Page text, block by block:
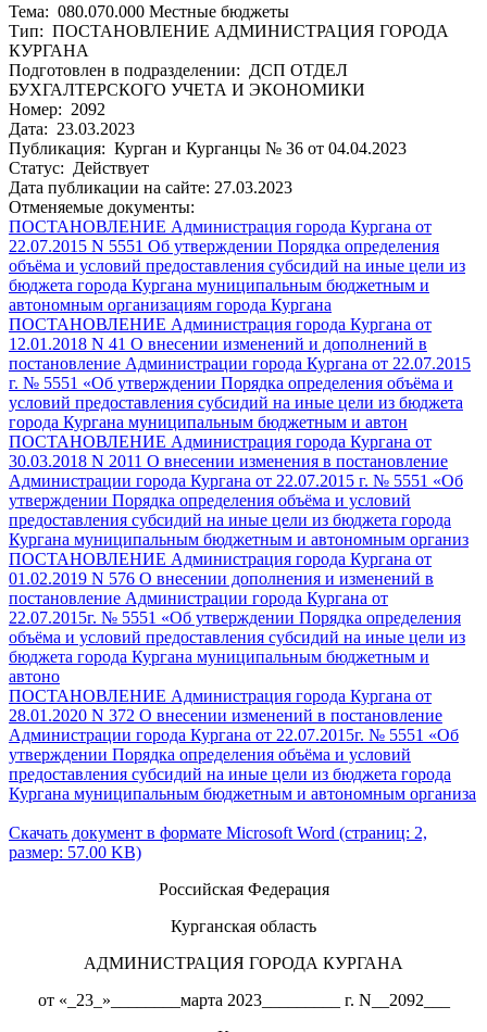
Тема: 080.070.000 Местные бюджеты
Тип: ПОСТАНОВЛЕНИЕ АДМИНИСТРАЦИЯ ГОРОДА
КУРГАНА
Подготовлен в подразделении: ДСП ОТДЕЛ
БУХГАЛТЕРСКОГО УЧЕТА И ЭКОНОМИКИ
Номер: 2092
Дата: 23.03.2023
Публикация: Курган и Курганцы № 36 от 04.04.2023
Статус: Действует
Дата публикации на сайте: 27.03.2023
Отменяемые документы:
ПОСТАНОВЛЕНИЕ Администрация города Кургана от
22.07.2015 N 5551 Об утверждении Порядка определения
объёма и условий предоставления субсидий на иные цели из
бюджета города Кургана муниципальным бюджетным и
автономным организациям города Кургана
ПОСТАНОВЛЕНИЕ Администрация города Кургана от
12.01.2018 N 41 О внесении изменений и дополнений в
постановление Администрации города Кургана от 22.07.2015
г. № 5551 «Об утверждении Порядка определения объёма и
условий предоставления субсидий на иные цели из бюджета
города Кургана муниципальным бюджетным и автон
ПОСТАНОВЛЕНИЕ Администрация города Кургана от
30.03.2018 N 2011 О внесении изменения в постановление
Администрации города Кургана от 22.07.2015 г. № 5551 «Об
утверждении Порядка определения объёма и условий
предоставления субсидий на иные цели из бюджета города
Кургана муниципальным бюджетным и автономным организ
ПОСТАНОВЛЕНИЕ Администрация города Кургана от
01.02.2019 N 576 О внесении дополнения и изменений в
постановление Администрации города Кургана от
22.07.2015г. № 5551 «Об утверждении Порядка определения
объёма и условий предоставления субсидий на иные цели из
бюджета города Кургана муниципальным бюджетным и
автоно
ПОСТАНОВЛЕНИЕ Администрация города Кургана от
28.01.2020 N 372 О внесении изменений в постановление
Администрации города Кургана от 22.07.2015г. № 5551 «Об
утверждении Порядка определения объёма и условий
предоставления субсидий на иные цели из бюджета города
Кургана муниципальным бюджетным и автономным организа
Скачать документ в формате Microsoft Word (страниц: 2,
размер: 57.00 KB)
Российская Федерация
Курганская область
АДМИНИСТРАЦИЯ ГОРОДА КУРГАНА
от «_23_»________марта 2023_________ г. N__2092___